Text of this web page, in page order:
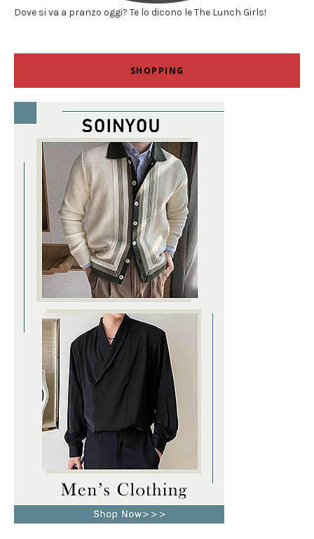
Dove si va a pranzo oggi? Te lo dicono le The Lunch Girls!
SHOPPING